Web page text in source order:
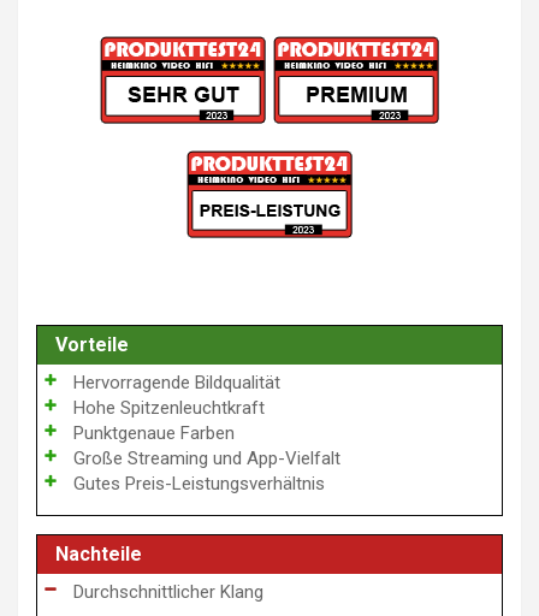
Vorteile
Hervorragende Bildqualität
Hohe Spitzenleuchtkraft
Punktgenaue Farben
Große Streaming und App-Vielfalt
Gutes Preis-Leistungsverhältnis
Nachteile
Durchschnittlicher Klang